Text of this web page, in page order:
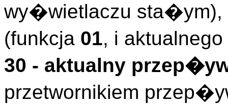
wy�wietlaczu sta�ym),
(funkcja 01, i
30 - aktualny
przetwornikiem